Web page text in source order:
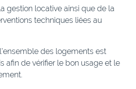
gestion locative ainsi que de la
techniques liées au
des logements est
afin de vérifier le bon usage et le